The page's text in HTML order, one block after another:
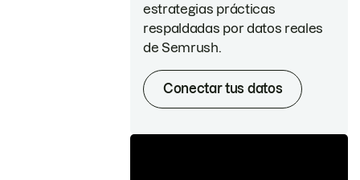
estrategias prácticas
respaldadas por datos reales
de Semrush.
Conectar tus datos